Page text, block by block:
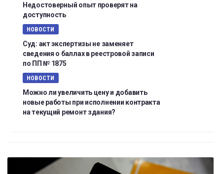
Недостоверный опыт проверят на
доступность
НОВОСТИ
Суд: акт экспертизы не заменяет
сведения о баллах в реестровой записи
по ПП № 1875
НОВОСТИ
Можно ли увеличить цену и добавить
новые работы при исполнении контракта
на текущий ремонт здания?